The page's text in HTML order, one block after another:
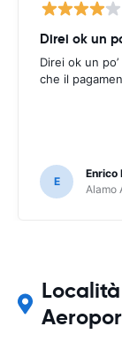
Direi ok un
Direi ok un
che il
E
Enrico
Alamo